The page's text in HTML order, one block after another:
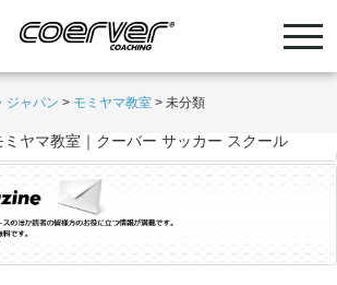
ジャパン > モミヤマ教室 >未分類
ヤマ教室｜クーバー サッカー スクール